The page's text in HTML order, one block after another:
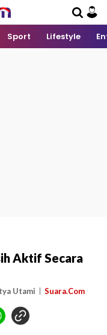
Sport Lifestyle
Aktif Secara
Utami Suara.Com